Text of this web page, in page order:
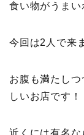
食い物がうまい
今回は2人で来
お腹も満たし
しいお店です！
近くには有名な